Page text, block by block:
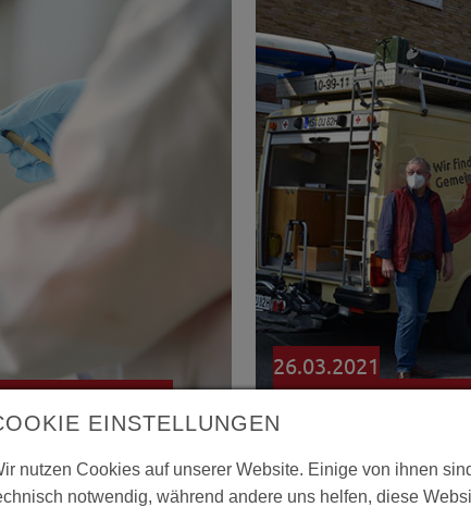
Kinder- und
26.03.2021
Outlaw „on Tour“
Die Anfänge von
„schwierige“
EINSTELLUNGEN
nutzen Cookies auf unserer Website. Einige von ihnen
notwendig, während andere uns helfen, diese